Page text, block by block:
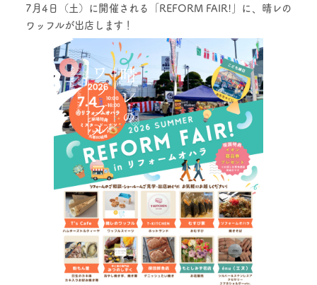
7月4日（土）に開催される「REFORM FAIR!」に、 晴レの
ワッフルが出店します！